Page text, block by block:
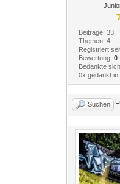
Beiträge: 33
Themen: 4
Registriert
Bewertung: 0
Bedankte
0x gedankt in
Suchen